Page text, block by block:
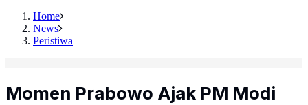
Home
News
Peristiwa
Momen Prabowo Ajak PM Modi